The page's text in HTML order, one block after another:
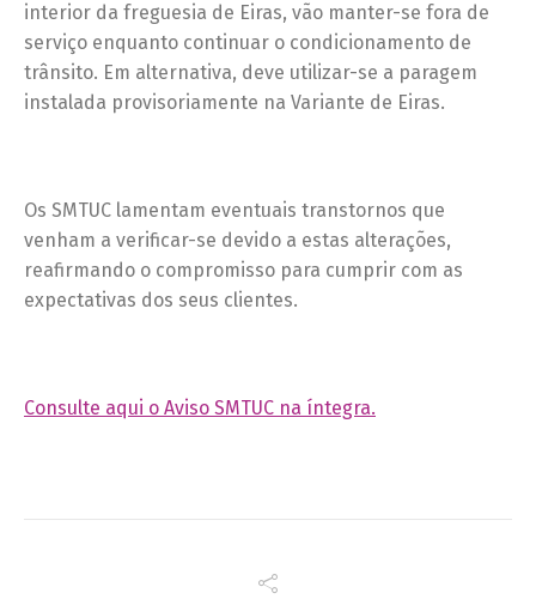
interior da freguesia de Eiras, vão manter-se fora de
serviço enquanto continuar o condicionamento de
trânsito. Em alternativa, deve utilizar-se a paragem
instalada provisoriamente na Variante de Eiras.
Os SMTUC lamentam eventuais transtornos que
venham a verificar-se devido a estas alterações,
reafirmando o compromisso para cumprir com as
expectativas dos seus clientes.
Consulte aqui o Aviso SMTUC na íntegra.